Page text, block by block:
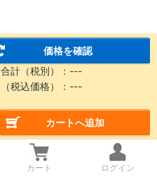
価格を確認
合計（税別）： ---
（税込価格）： ---
カートへ追加
カート ログイン